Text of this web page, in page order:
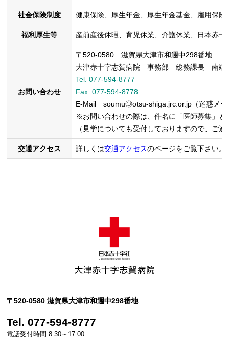
社会保険制度 健康保険、厚生年金、厚生年金基金、雇用保険
福利厚生等 産前産後休暇、育児休業、介護休業、日本赤
お問い合わせ
〒520-0580 滋賀県大津市和邇中298番地
大津赤十字志賀病院 事務部 総務課長 南端
Tel. 077-594-8777
Fax. 077-594-8778
E-Mail soumu◎otsu-shiga.jrc.or.jp（迷惑メー
※お問い合わせの際は、件名に「医師募集」と
（見学についても受付しておりますので、ご
交通アクセス 詳しくは交通アクセスのページをご覧下さい。
〒520-0580 滋賀県大津市和邇中298番地
Tel. 077-594-8777
電話受付時間 8:30～17:00